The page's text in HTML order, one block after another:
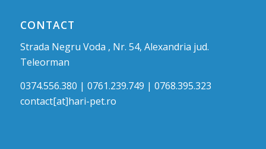
CONTACT
Strada Negru Voda , Nr. 54, Alexandria jud.
Teleorman
0374.556.380 | 0761.239.749 | 0768.395.323
contact[at]hari-pet.ro